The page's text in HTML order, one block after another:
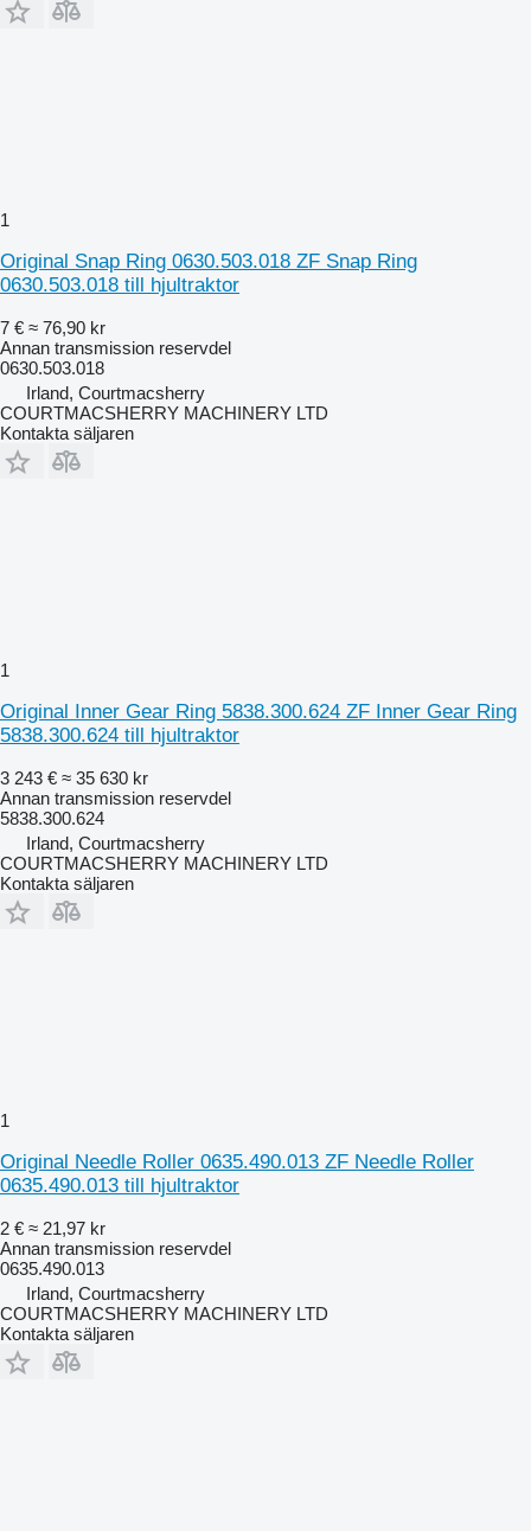
1
Original Snap Ring 0630.503.018 ZF Snap Ring
0630.503.018 till hjultraktor
7 € ≈ 76,90 kr
Annan transmission reservdel
0630.503.018
Irland, Courtmacsherry
COURTMACSHERRY MACHINERY LTD
Kontakta säljaren
1
Original Inner Gear Ring 5838.300.624 ZF Inner Gear Ring
5838.300.624 till hjultraktor
3 243 € ≈ 35 630 kr
Annan transmission reservdel
5838.300.624
Irland, Courtmacsherry
COURTMACSHERRY MACHINERY LTD
Kontakta säljaren
1
Original Needle Roller 0635.490.013 ZF Needle Roller
0635.490.013 till hjultraktor
2 € ≈ 21,97 kr
Annan transmission reservdel
0635.490.013
Irland, Courtmacsherry
COURTMACSHERRY MACHINERY LTD
Kontakta säljaren